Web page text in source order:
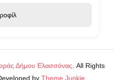
Δήμου Ελασσόνας . All Rights
by Theme Junkie